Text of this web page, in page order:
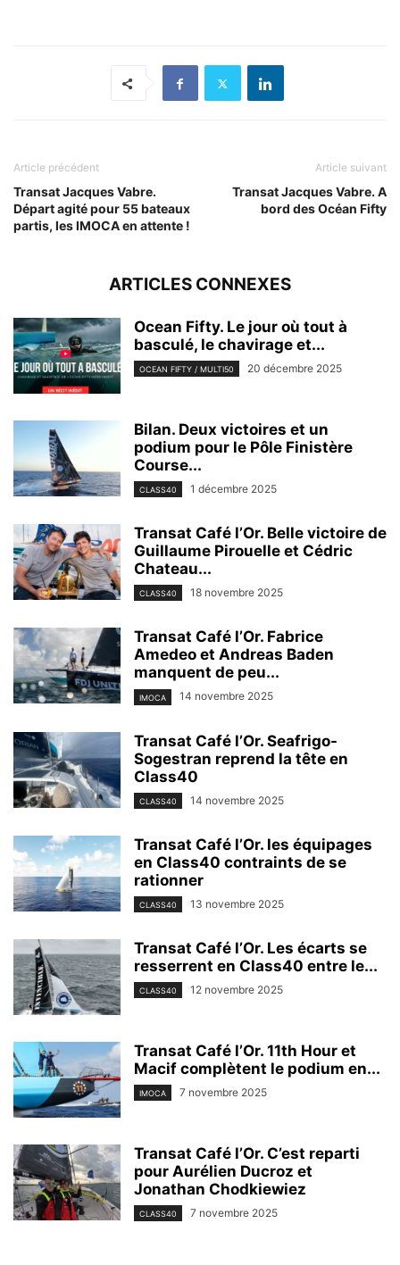
Article précédent
Transat Jacques Vabre.
Départ agité pour 55 bateaux
partis, les IMOCA en attente !
Article suivant
Transat Jacques Vabre. A
bord des Océan Fifty
ARTICLES CONNEXES
Ocean Fifty. Le jour où tout à
basculé, le chavirage et...
OCEAN FIFTY / MULTI50 20 décembre 2025
Bilan. Deux victoires et un
podium pour le Pôle Finistère
Course...
CLASS40 1 décembre 2025
Transat Café l’Or. Belle victoire de
Guillaume Pirouelle et Cédric
Chateau...
CLASS40 18 novembre 2025
Transat Café l’Or. Fabrice
Amedeo et Andreas Baden
manquent de peu...
IMOCA 14 novembre 2025
Transat Café l’Or. Seafrigo-
Sogestran reprend la tête en
Class40
CLASS40 14 novembre 2025
Transat Café l’Or. les équipages
en Class40 contraints de se
rationner
CLASS40 13 novembre 2025
Transat Café l’Or. Les écarts se
resserrent en Class40 entre le...
CLASS40 12 novembre 2025
Transat Café l’Or. 11th Hour et
Macif complètent le podium en...
IMOCA 7 novembre 2025
Transat Café l’Or. C’est reparti
pour Aurélien Ducroz et
Jonathan Chodkiewiez
CLASS40 7 novembre 2025